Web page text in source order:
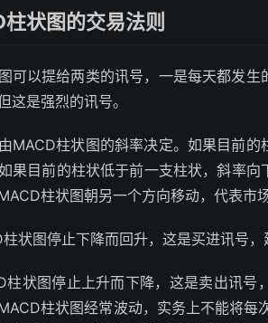
状图的交易法则
可以提给两类的讯号，一是每天都发
这是强烈的讯号。
MACD柱状图的斜率决定。如果目前的
果目前的柱状低于前一支柱状，斜率
柱状图朝另一个方向移动，代表市
状图停止下降而回升，这是买进讯号
柱状图停止上升而下降，这是卖出讯号
柱状图经常波动，实务上不能将